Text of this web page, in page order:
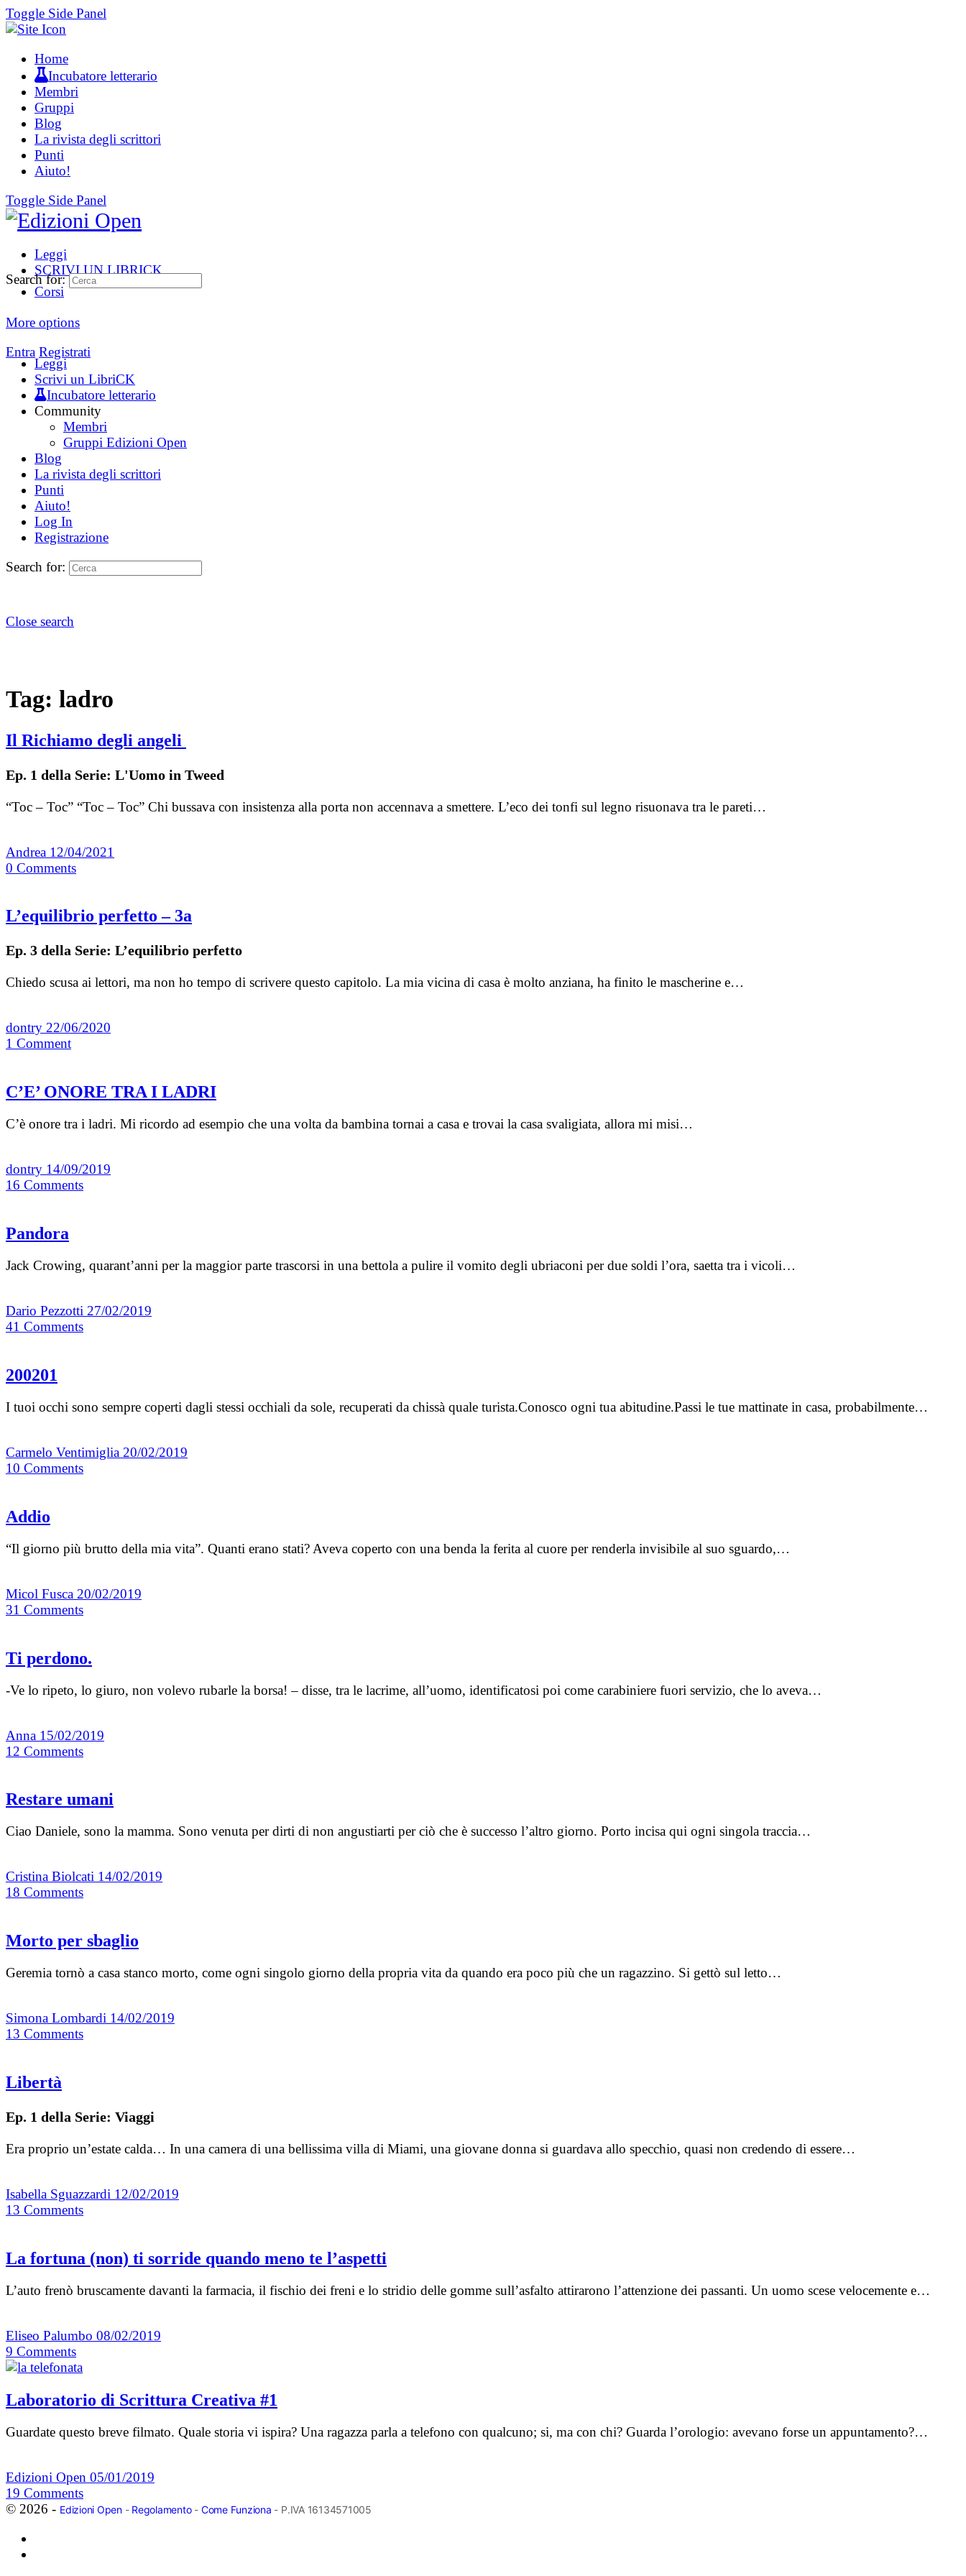
Toggle Side Panel
Home
Incubatore letterario
Membri
Gruppi
Blog
La rivista degli scrittori
Punti
Aiuto!
Toggle Side Panel
Leggi
SCRIVI UN LIBRICK
Corsi
More options
Entra Registrati
Search for:
Leggi
Scrivi un LibriCK
Incubatore letterario
Community
Membri
Gruppi Edizioni Open
Blog
La rivista degli scrittori
Punti
Aiuto!
Log In
Registrazione
Search for:
Close search
Tag: ladro
Il Richiamo degli angeli
Ep. 1 della Serie: L'Uomo in Tweed
“Toc – Toc” “Toc – Toc” Chi bussava con insistenza alla porta non accennava a smettere. L’eco dei tonfi sul legno risuonava tra le pareti…
Andrea 12/04/2021
0 Comments
L’equilibrio perfetto – 3a
Ep. 3 della Serie: L’equilibrio perfetto
Chiedo scusa ai lettori, ma non ho tempo di scrivere questo capitolo. La mia vicina di casa è molto anziana, ha finito le mascherine e…
dontry 22/06/2020
1 Comment
C’E’ ONORE TRA I LADRI
C’è onore tra i ladri. Mi ricordo ad esempio che una volta da bambina tornai a casa e trovai la casa svaligiata, allora mi misi…
dontry 14/09/2019
16 Comments
Pandora
Jack Crowing, quarant’anni per la maggior parte trascorsi in una bettola a pulire il vomito degli ubriaconi per due soldi l’ora, saetta tra i vicoli…
Dario Pezzotti 27/02/2019
41 Comments
200201
I tuoi occhi sono sempre coperti dagli stessi occhiali da sole, recuperati da chissà quale turista.Conosco ogni tua abitudine.Passi le tue mattinate in casa, probabilmente…
Carmelo Ventimiglia 20/02/2019
10 Comments
Addio
“Il giorno più brutto della mia vita”. Quanti erano stati? Aveva coperto con una benda la ferita al cuore per renderla invisibile al suo sguardo,…
Micol Fusca 20/02/2019
31 Comments
Ti perdono.
-Ve lo ripeto, lo giuro, non volevo rubarle la borsa! – disse, tra le lacrime, all’uomo, identificatosi poi come carabiniere fuori servizio, che lo aveva…
Anna 15/02/2019
12 Comments
Restare umani
Ciao Daniele, sono la mamma. Sono venuta per dirti di non angustiarti per ciò che è successo l’altro giorno. Porto incisa qui ogni singola traccia…
Cristina Biolcati 14/02/2019
18 Comments
Morto per sbaglio
Geremia tornò a casa stanco morto, come ogni singolo giorno della propria vita da quando era poco più che un ragazzino. Si gettò sul letto…
Simona Lombardi 14/02/2019
13 Comments
Libertà
Ep. 1 della Serie: Viaggi
Era proprio un’estate calda… In una camera di una bellissima villa di Miami, una giovane donna si guardava allo specchio, quasi non credendo di essere…
Isabella Sguazzardi 12/02/2019
13 Comments
La fortuna (non) ti sorride quando meno te l’aspetti
L’auto frenò bruscamente davanti la farmacia, il fischio dei freni e lo stridio delle gomme sull’asfalto attirarono l’attenzione dei passanti. Un uomo scese velocemente e…
Eliseo Palumbo 08/02/2019
9 Comments
Laboratorio di Scrittura Creativa #1
Guardate questo breve filmato. Quale storia vi ispira? Una ragazza parla a telefono con qualcuno; si, ma con chi? Guarda l’orologio: avevano forse un appuntamento?…
Edizioni Open 05/01/2019
19 Comments
© 2026 - Edizioni Open- Regolamento- Come Funziona - P.IVA 16134571005